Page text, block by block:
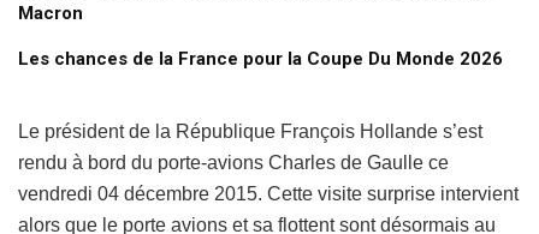
Macron
Les chances de la France pour la Coupe Du Monde 2026
Le président de la République François Hollande s’est
rendu à bord du porte-avions Charles de Gaulle ce
vendredi 04 décembre 2015. Cette visite surprise intervient
alors que le porte avions et sa flottent sont désormais au